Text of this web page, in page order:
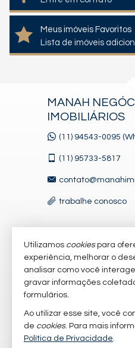
Meus imóveis Favoritos
Lista de imóveis
MANAH
IMOBILIÁRIOS
(11) 94543-0095
(11) 95733-5817
trabalhe conosco
VEJA MAIS
receba nosso
imóveis favoritos
mapa de imóveis
Utilizamos cookiespara
experiência, melhorar o
analisar como você
gravar informações
formulários.
Ao utilizar esse site, você
de cookies. Para mais
Política de Privacidade.